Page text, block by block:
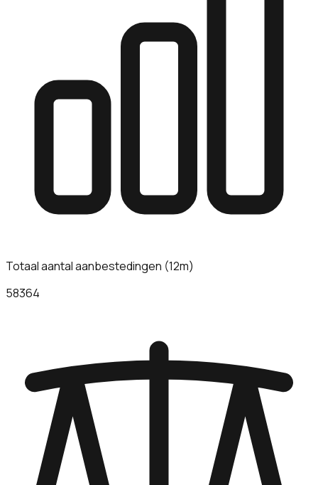
Totaal aantal aanbestedingen (12m)
58364